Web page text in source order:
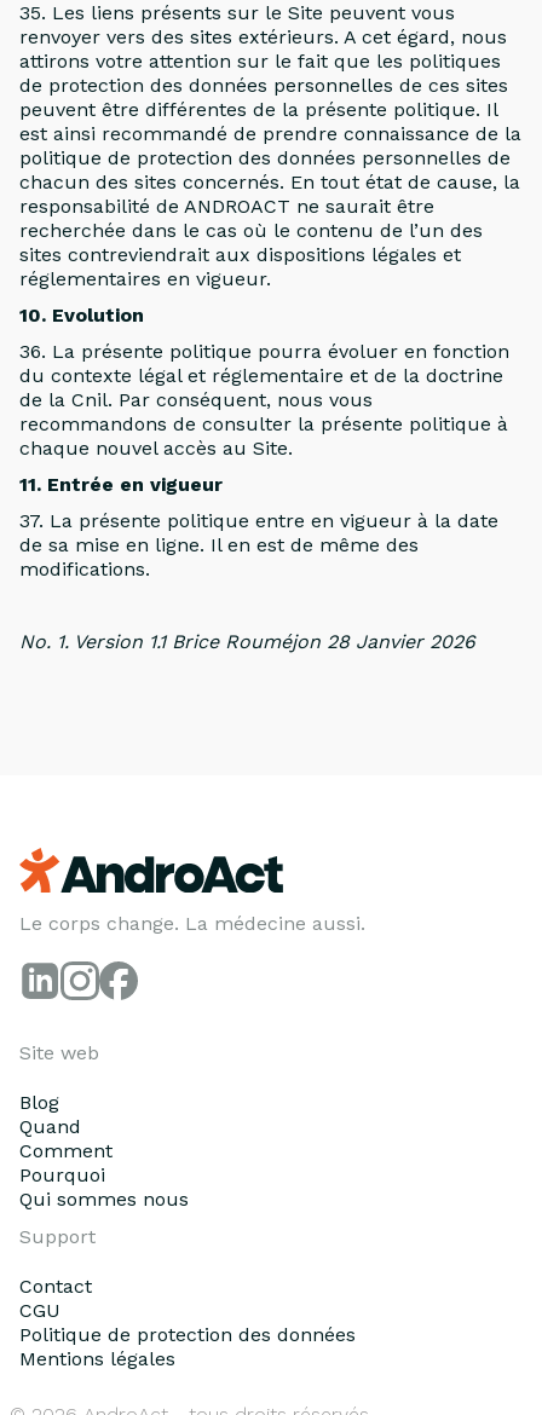
35. Les liens présents sur le Site peuvent vous
renvoyer vers des sites extérieurs. A cet égard, nous
attirons votre attention sur le fait que les politiques
de protection des données personnelles de ces sites
peuvent être différentes de la présente politique. Il
est ainsi recommandé de prendre connaissance de la
politique de protection des données personnelles de
chacun des sites concernés. En tout état de cause, la
responsabilité de ANDROACT ne saurait être
recherchée dans le cas où le contenu de l’un des
sites contreviendrait aux dispositions légales et
réglementaires en vigueur.
10. Evolution
36. La présente politique pourra évoluer en fonction
du contexte légal et réglementaire et de la doctrine
de la Cnil. Par conséquent, nous vous
recommandons de consulter la présente politique à
chaque nouvel accès au Site.
11. Entrée en vigueur
37. La présente politique entre en vigueur à la date
de sa mise en ligne. Il en est de même des
modifications.
No. 1. Version 1.1 Brice Rouméjon 28 Janvier 2026
Le corps change. La médecine aussi.
Site web
Blog
Quand
Comment
Pourquoi
Qui sommes nous
Support
Contact
CGU
Politique de protection des données
Mentions légales